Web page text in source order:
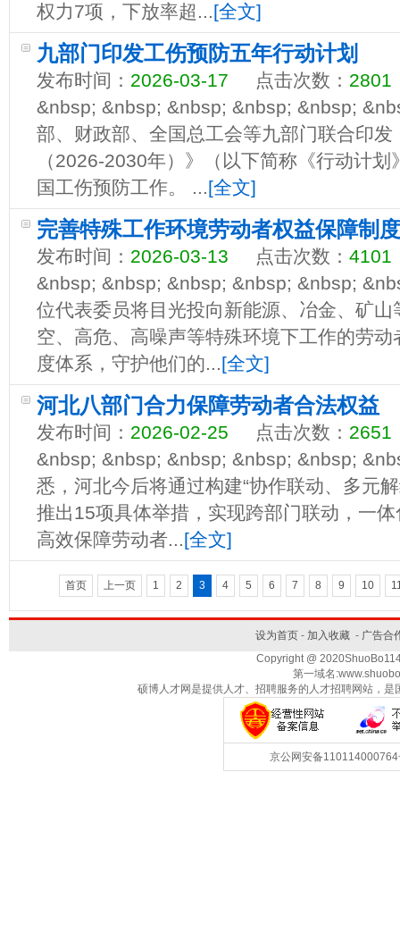
权力7项，下放率超...[全文]
九部门印发工伤预防五年行动计划
发布时间： 2026-03-17 点击次数： 2801
&nbsp; &nbsp; &nbsp; &nbsp; &nbsp;
部、财政部、全国总工会等九部门联合印
（2026-2030年）》（以下简称《行动计划
国工伤预防工作。 ...[全文]
完善特殊工作环境劳动者权益保障制度
发布时间： 2026-03-13 点击次数： 4101
&nbsp; &nbsp; &nbsp; &nbsp; &nbsp;
位代表委员将目光投向新能源、冶金、矿
空、高危、高噪声等特殊环境下工作的劳
度体系，守护他们的...[全文]
河北八部门合力保障劳动者合法权益
发布时间： 2026-02-25 点击次数： 2651
&nbsp; &nbsp; &nbsp; &nbsp; &nbsp;
悉，河北今后将通过构建“协作联动、多元
推出15项具体举措，实现跨部门联动，一
高效保障劳动者...[全文]
首页 上一页 1 2 3 4 5 6 7 8 9 10
设为首页- 加入收藏- 广告合
Copyright @
第一域名
硕博人才网是提供人才、招聘服务的人才招聘网站，
京公网安备